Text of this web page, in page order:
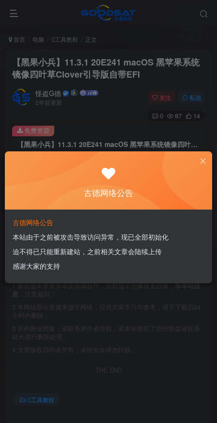
首页 电脑 工具教程 正文
【黑果小兵】11.3.1 20E241 macOS 黑苹果系统
镜像四叶草Clover引导版自带EFI
怪盗G德
2年前更新
关注 私信
0 87 14
【黑果小兵】11.3.1 20E241 macOS 黑苹果系统镜像四叶草Clover引导版自带EFI
登录查看
免费资源
这个是从黑果小兵制作的黑苹果安装镜像11.3.1中提取出来
的四叶草引导EFI文件,四叶草版本是5134。
1修改版本苹果安卓及电脑软件，加群提示为修改者自留，非本站信
息 ，注意鉴别；
2 本网站部分资源来源于网络，仅供大家学习与参考，请于下载后24
小时内删除；
3 若作商业用途，请联系原作者授权，若本站侵犯了您的权益请联系
站长进行删除处理；
4 文章版权归作者所有，未经允许请勿转载。
THE END
工具教程
古德网络公告
古德网络公告
本站由于之前被攻击导致访问异常，现已全部初始化
迫不得已只能重新建站，之前相关文章会陆续上传
感谢大家的支持